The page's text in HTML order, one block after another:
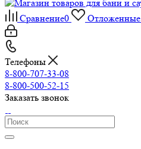
Сравнение0 Отложенные
Телефоны
8-800-707-33-08
8-800-500-52-15
Заказать звонок